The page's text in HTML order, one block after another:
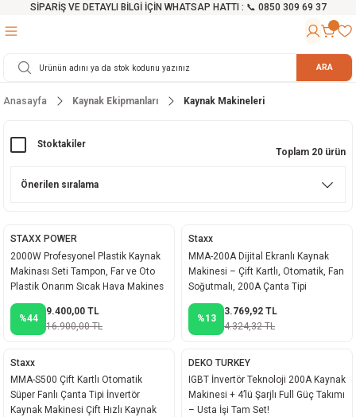
SİPARİŞ VE DETAYLI BİLGİ İÇİN WHATSAP HATTI : 📞 0850 309 69 37
Testereler
Kesme Makineleri
Makinesi
Testereler
Cihazları
Ekipmanlar
Mikser
Pompa
ve Arabalar
Malzemeleri ARA
Anasayfa Kaynak Ekipmanları Kaynak Makineleri
Stoktakiler
Toplam 20 ürün
STAXX POWER
2000W Profesyonel Plastik Kaynak
Makinası Seti Tampon, Far ve Oto
Plastik Onarım Sıcak Hava Makines
%44
9.400,00 TL
16.900,00 TL
Staxx
MMA-200A Dijital Ekranlı Kaynak
Makinesi – Çift Kartlı, Otomatik, Fan
Soğutmalı, 200A Çanta Tipi
%13
3.769,92 TL
4.324,32 TL
Staxx
MMA-S500 Çift Kartlı Otomatik
Süper Fanlı Çanta Tipi İnvertör
Kaynak Makinesi Çift Hızlı Kaynak
DEKO TURKEY
IGBT İnvertör Teknoloji 200A Kaynak
Makinesi + 4’lü Şarjlı Full Güç Takımı
– Usta İşi Tam Set!